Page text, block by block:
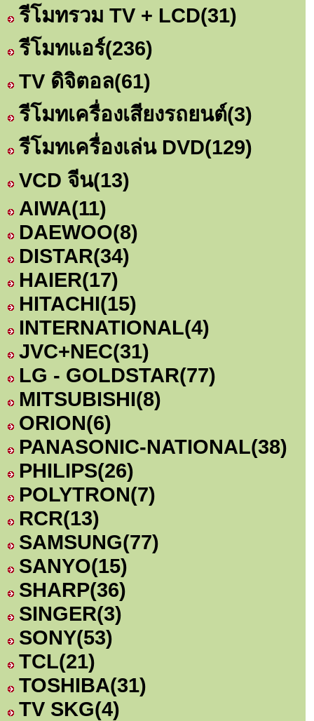
รีโมทรวม TV + LCD(31)
รีโมทแอร์(236)
TV ดิจิตอล(61)
รีโมทเครื่องเสียงรถยนต์(3)
รีโมทเครื่องเล่น DVD(129)
VCD จีน(13)
AIWA(11)
DAEWOO(8)
DISTAR(34)
HAIER(17)
HITACHI(15)
INTERNATIONAL(4)
JVC+NEC(31)
LG - GOLDSTAR(77)
MITSUBISHI(8)
ORION(6)
PANASONIC-NATIONAL(38)
PHILIPS(26)
POLYTRON(7)
RCR(13)
SAMSUNG(77)
SANYO(15)
SHARP(36)
SINGER(3)
SONY(53)
TCL(21)
TOSHIBA(31)
TV SKG(4)